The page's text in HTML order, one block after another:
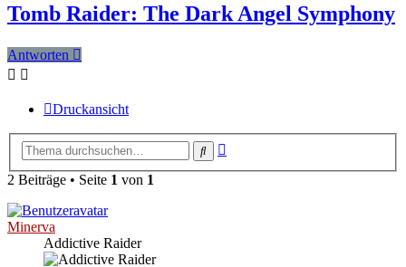
Tomb Raider: The Dark Angel Symphony
Antworten
Druckansicht
Suche
2 Beiträge • Seite 1 von 1
Minerva
Addictive Raider